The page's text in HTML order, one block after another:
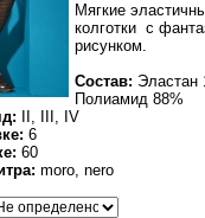
Мягкие
колготки с
рисунком.
Состав: Эластан
Полиамид 88%
II, III, IV
6
60
moro, nero